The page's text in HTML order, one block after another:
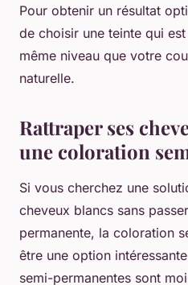
Pour obtenir un résultat
de choisir une teinte qui
même niveau que votre
naturelle.
Rattraper ses
une coloration
Si vous cherchez une
cheveux blancs sans
permanente, la coloration
être une option
semi-permanentes sont